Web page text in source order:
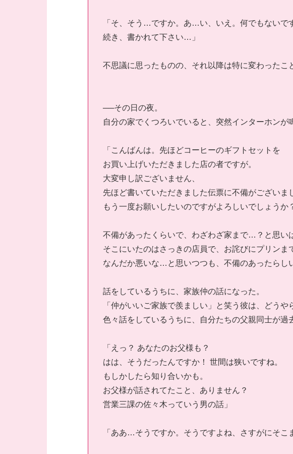
「そ、そう…ですか。あ…い、いえ。何でもないで
続き、書かれて下さい…」
不思議に思ったものの、それ以降は特に変わったこ
──その日の夜。
自分の家でくつろいでいると、突然インターホンが
「こんばんは。先ほどコーヒーのギフトセットを
お買い上げいただきました店の者ですが。
大変申し訳ございません、
先ほど書いていただきました伝票に不備がございま
もう一度お願いしたいのですがよろしいでしょうか
不備があったくらいで、わざわざ家まで…？と思い
そこにいたのはさっきの店員で、お詫びにプリンま
なんだか悪いな…と思いつつも、不備のあったらし
話をしているうちに、家族仲の話になった。
「仲がいいご家族で羨ましい」と笑う彼は、どうや
色々話をしているうちに、自分たちの父親同士が過
「えっ？ あなたのお父様も？
はは、そうだったんですか！ 世間は狭いですね。
もしかしたら知り合いかも。
お父様が話されてたこと、ありません？
営業三課の佐々木っていう男の話」
「ああ…そうですか。そうですよね、さすがにそこ